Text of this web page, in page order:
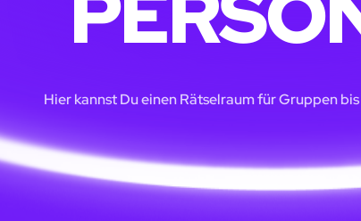
Hier kannst Du einen Rätselraum für Gruppen